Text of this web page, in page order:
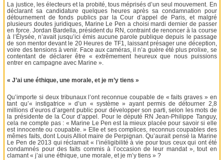
La justice, les électeurs et la probité, tous méprisés d’un seul mouvement. En
déclarant sa candidature quelques heures après sa condamnation pour
détournement de fonds publics par la Cour d’appel de Paris, et malgré
plusieurs doutes juridiques, Marine Le Pen a choisi mardi dernier de passer
en force. Jordan Bardella, président du RN, contraint de renoncer à la course
à l’Élysée, n’avait jusqu’ici émis aucune parole publique depuis le passage
de son mentor devant le 20 Heures de TF1, laissant présager une déception,
voire des tensions à venir. Face aux caméras, il n’a guère été plus prolixe, se
contentant de déclarer être « extrêmement heureux que nous puissions
entrer en campagne avec Marine ».
« J’ai une éthique, une morale, et je m’y tiens »
Qu’importe si deux tribunaux l’ont reconnue coupable de « faits graves » en
tant qu’« instigatrice » d’un « système » ayant permis de détourner 2,8
millions d’euros d’argent public pour développer son parti, selon les mots de
la présidente de la Cour d’appel. Pour le député RN Jean-Philippe Tanguy,
cela ne compte pas : « Marine Le Pen est la mieux placée pour savoir si elle
est innocente ou coupable. » Elle et ses complices, reconnus coupables des
mêmes faits, dont Louis Alliot maire de Perpignan. Qu’aurait pensé la Marine
Le Pen de 2013 qui réclamait « l’inéligibilité à vie pour tous ceux qui ont été
condamnés pour des faits commis à l’occasion de leur mandat », tout en
clamant « j’ai une éthique, une morale, et je m’y tiens » ?